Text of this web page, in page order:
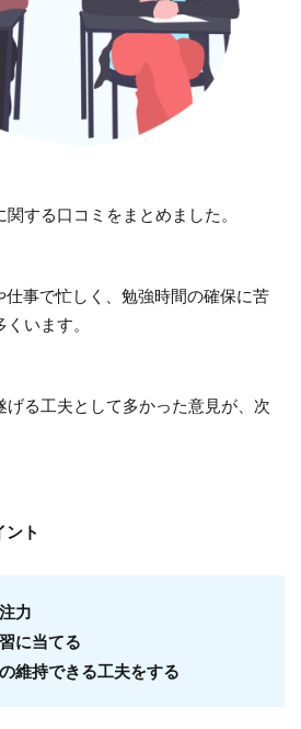
ていただくのですが、本当に楽し
んな感じ☺️
ます☺️ @she_officials
する口コミをまとめました。
仕事で忙しく、勉強時間の確保に苦
います。
げる工夫として多かった意見が、次
ント
力
に当てる
維持できる工夫をする